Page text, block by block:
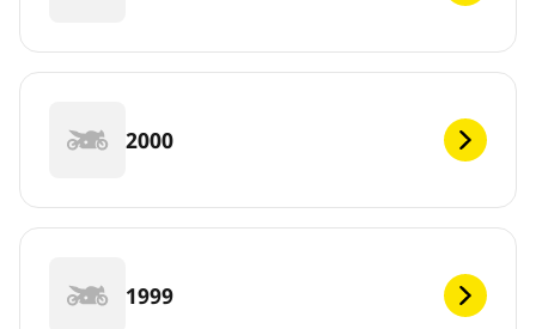
2000
1999